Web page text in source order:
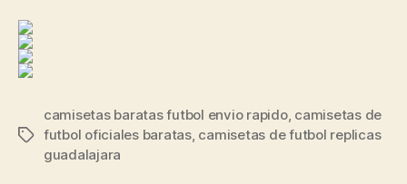
Etiquetas
camisetas baratas futbol envio rapido, camisetas de
futbol oficiales baratas, camisetas de futbol replicas
guadalajara